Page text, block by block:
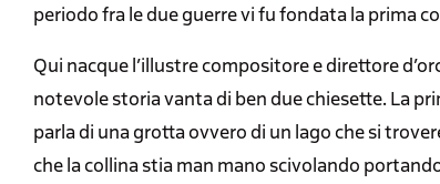
periodo fra le due guerre vi fu fondata la prima
Qui nacque l’illustre compositore e direttore
notevole storia vanta di ben due chiesette. La
parla di una grotta ovvero di un lago che si
che la collina stia man mano scivolando